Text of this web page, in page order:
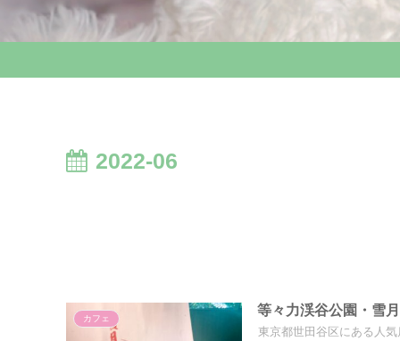
2022-06
カフェ
等々力渓谷公園・雪
東京都世田谷区にある人